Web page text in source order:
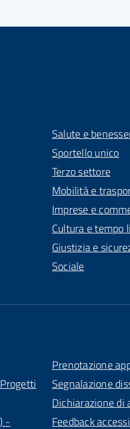
Salute e
Sportello unico
Terzo settore
Mobilità e
Imprese e
Cultura e tempo
Giustizia e
Sociale
-
Prenotazione
Segnalazione
Dichiarazione di
Feedback